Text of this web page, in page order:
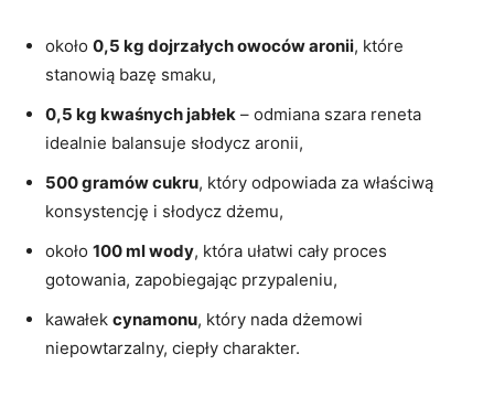
około 0,5 kg dojrzałych owoców aronii, które
stanowią bazę smaku,
0,5 kg kwaśnych jabłek – odmiana szara reneta
idealnie balansuje słodycz aronii,
500 gramów cukru, który odpowiada za właściwą
konsystencję i słodycz dżemu,
około 100 ml wody, która ułatwi cały proces
gotowania, zapobiegając przypaleniu,
kawałek cynamonu, który nada dżemowi
niepowtarzalny, ciepły charakter.